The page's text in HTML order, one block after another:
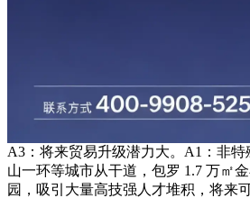
A3：将来贸易升级潜力大。A1：非
山一环等城市从干道，包罗 1.7 万㎡
园，吸引大量高技强人才堆积，将来